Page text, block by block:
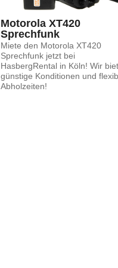
Motorola XT420
Sprechfunk
Miete den Motorola XT420
Sprechfunk jetzt bei
HasbergRental in Köln! Wir
günstige Konditionen und
Abholzeiten!